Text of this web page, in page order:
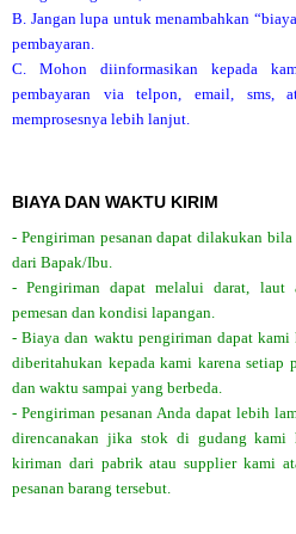
B. Jangan lupa untuk menambahkan
pembayaran.
C. Mohon diinformasikan kepada
pembayaran via telpon, email,
memprosesnya lebih lanjut.
BIAYA DAN WAKTU KIRIM
- Pengiriman pesanan dapat dilakukan
dari Bapak/Ibu.
- Pengiriman dapat melalui darat, laut
pemesan dan kondisi lapangan.
- Biaya dan waktu pengiriman dapat
diberitahukan kepada kami karena setiap
dan waktu sampai yang berbeda.
- Pengiriman pesanan Anda dapat lebih
direncanakan jika stok di gudang kami
kiriman dari pabrik atau supplier kami
pesanan barang tersebut.